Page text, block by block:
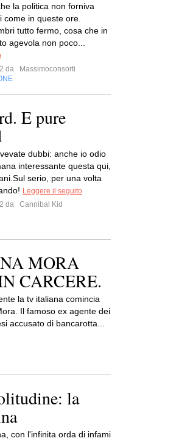
la politica non forniva
come in queste ore.
tutto fermo, cosa che in
agevola non poco...
da
Massimoconsorti
E pure
dubbi: anche io odio
interessante questa qui,
serio, per una volta
Leggere il seguito
da
Cannibal Kid
MORA
CARCERE.
la tv italiana comincia
Il famoso ex agente dei
accusato di bancarotta...
la
con l'infinita orda di infami